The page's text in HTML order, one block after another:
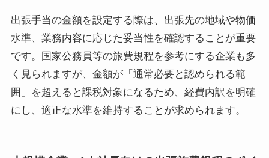
出張手当の金額を設定する際は、出張先の地域や物価
水準、業務内容に応じた妥当性を確認することが重要
です。国家公務員等の旅費規程を参考にする企業も多
く見られますが、金額が「通常必要と認められる範
囲」を超えると課税対象になるため、経費内訳を明確
にし、適正な水準を維持することが求められます。